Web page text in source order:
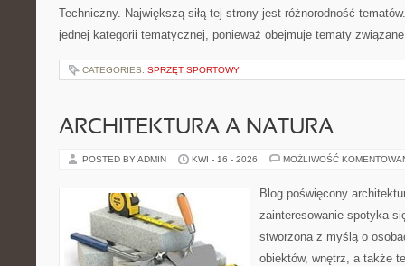
Techniczny. Największą siłą tej strony jest różnorodność
jednej kategorii tematycznej, ponieważ obejmuje tematy
CATEGORIES: SPRZĘT SPORTOWY
ARCHITEKTURA A NATURA
POSTED BY ADMIN KWI - 16 - 2026 MOŻLIWOŚĆ
Blog poświęcony
zainteresowanie spotyka
stworzona z myślą o
obiektów, wnętrz, a także